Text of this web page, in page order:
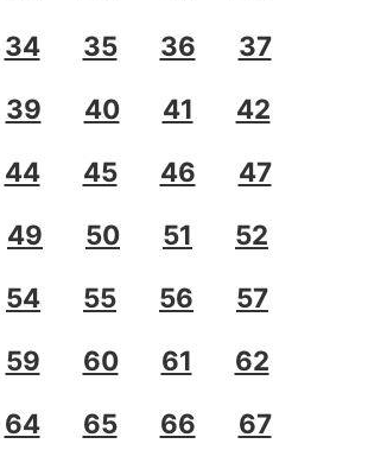
34 35 36
37
39 40 41
42
44 45 46
47
49 50 51
52
54 55 56
57
59 60 61
62
64 65 66
67